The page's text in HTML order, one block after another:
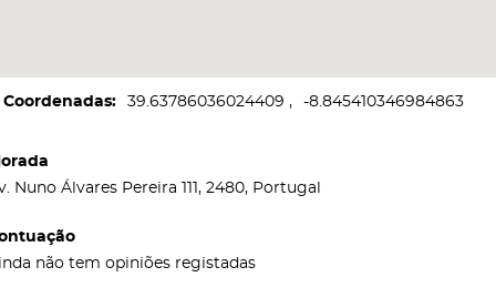
Coordenadas 39.63786036024409 -8.845410346984863
Nuno Álvares Pereira 111, 2480, Portugal
não tem opiniões registadas